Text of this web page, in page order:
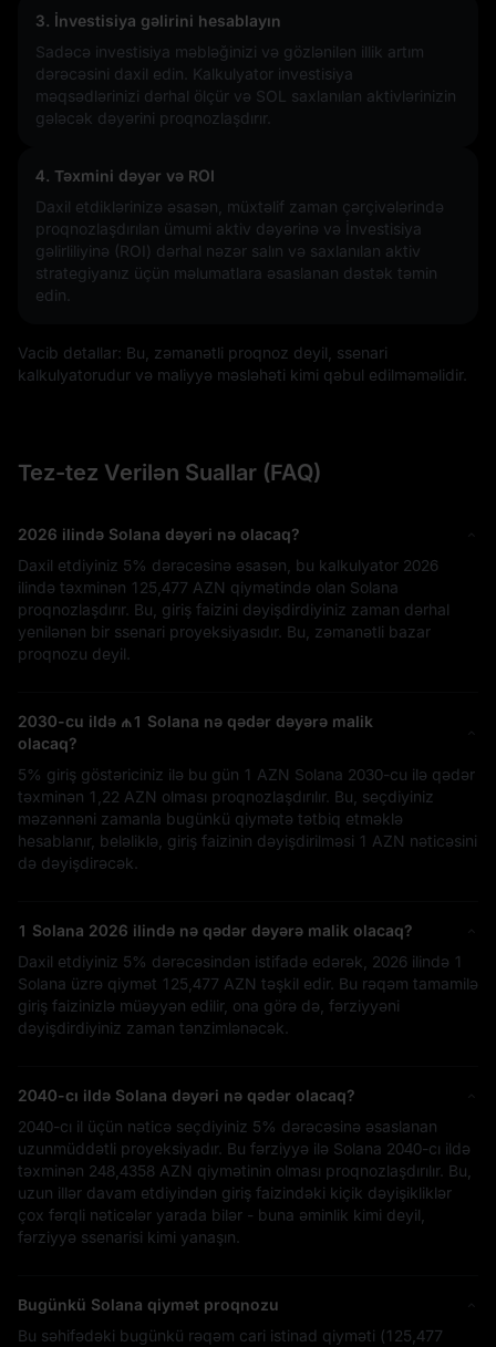
3. İnvestisiya gəlirini hesablayın
Sadəcə investisiya məbləğinizi və gözlənilən illik artım
dərəcəsini daxil edin. Kalkulyator investisiya
məqsədlərinizi dərhal ölçür və SOL saxlanılan aktivlərinizin
gələcək dəyərini proqnozlaşdırır.
4. Təxmini dəyər və ROI
Daxil etdiklərinizə əsasən, müxtəlif zaman çərçivələrində
proqnozlaşdırılan ümumi aktiv dəyərinə və İnvestisiya
gəlirliliyinə (ROI) dərhal nəzər salın və saxlanılan aktiv
strategiyanız üçün məlumatlara əsaslanan dəstək təmin
edin.
Vacib detallar: Bu, zəmanətli proqnoz deyil, ssenari
kalkulyatorudur və maliyyə məsləhəti kimi qəbul edilməməlidir.
Tez-tez Verilən Suallar (FAQ)
2026 ilində Solana dəyəri nə olacaq?
Daxil etdiyiniz 5% dərəcəsinə əsasən, bu kalkulyator 2026
ilində təxminən 125,477 AZN qiymətində olan Solana
proqnozlaşdırır. Bu, giriş faizini dəyişdirdiyiniz zaman dərhal
yenilənən bir ssenari proyeksiyasıdır. Bu, zəmanətli bazar
proqnozu deyil.
2030-cu ildə ₼1 Solana nə qədər dəyərə malik
olacaq?
5% giriş göstəriciniz ilə bu gün 1 AZN Solana 2030-cu ilə qədər
təxminən 1,22 AZN olması proqnozlaşdırılır. Bu, seçdiyiniz
məzənnəni zamanla bugünkü qiymətə tətbiq etməklə
hesablanır, beləliklə, giriş faizinin dəyişdirilməsi 1 AZN nəticəsini
də dəyişdirəcək.
1 Solana 2026 ilində nə qədər dəyərə malik olacaq?
Daxil etdiyiniz 5% dərəcəsindən istifadə edərək, 2026 ilində 1
Solana üzrə qiymət 125,477 AZN təşkil edir. Bu rəqəm tamamilə
giriş faizinizlə müəyyən edilir, ona görə də, fərziyyəni
dəyişdirdiyiniz zaman tənzimlənəcək.
2040-cı ildə Solana dəyəri nə qədər olacaq?
2040-cı il üçün nəticə seçdiyiniz 5% dərəcəsinə əsaslanan
uzunmüddətli proyeksiyadır. Bu fərziyyə ilə Solana 2040-cı ildə
təxminən 248,4358 AZN qiymətinin olması proqnozlaşdırılır. Bu,
uzun illər davam etdiyindən giriş faizindəki kiçik dəyişikliklər
çox fərqli nəticələr yarada bilər - buna əminlik kimi deyil,
fərziyyə ssenarisi kimi yanaşın.
Bugünkü Solana qiymət proqnozu
Bu səhifədəki bugünkü rəqəm cari istinad qiyməti (125,477